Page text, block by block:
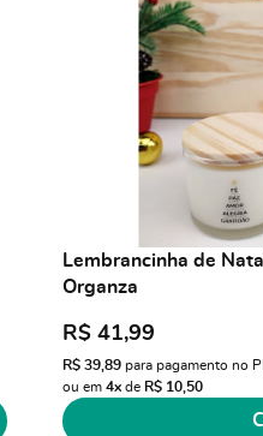
Lembrancinha de
Organza
R$ 41,99
R$ 39,89 para pagamento no
ou em4x de R$ 10,50